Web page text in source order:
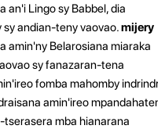
an'i Lingo sy Babbel, dia
andian-teny vaovao.mijery
amin'ny Belarosiana miaraka
sy fanazaran-tena
fomba mahomby
amin'ireo
tserasera mba hianarana